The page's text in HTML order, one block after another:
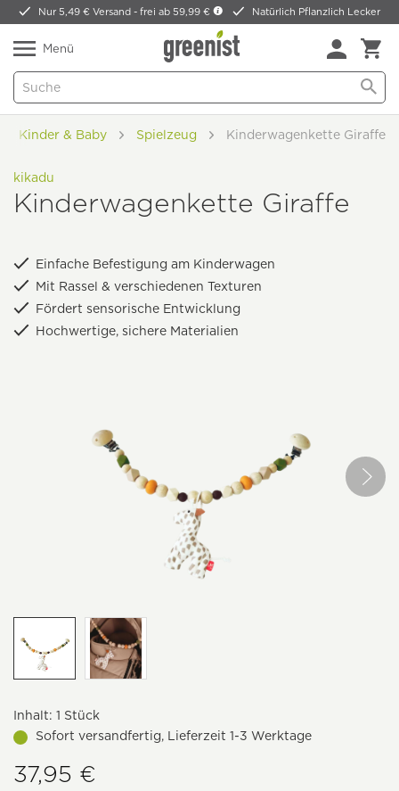
Nur 5,49 € Versand -frei ab 59,99 € Natürlich Pflanzlich Lecker
Menü
Kinder & Baby Spielzeug Kinderwagenkette Giraffe
kikadu
Kinderwagenkette Giraffe
Einfache Befestigung am Kinderwagen
Mit Rassel & verschiedenen Texturen
Fördert sensorische Entwicklung
Hochwertige, sichere Materialien
Inhalt: 1 Stück
Sofort versandfertig, Lieferzeit 1-3 Werktage
37,95 €